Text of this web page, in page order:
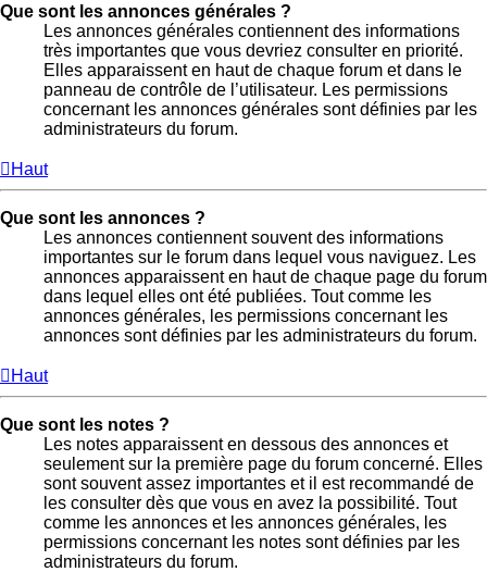
Que sont les annonces générales ?
Les annonces générales contiennent des informations
très importantes que vous devriez consulter en priorité.
Elles apparaissent en haut de chaque forum et dans le
panneau de contrôle de l’utilisateur. Les permissions
concernant les annonces générales sont définies par les
administrateurs du forum.
Haut
Que sont les annonces ?
Les annonces contiennent souvent des informations
importantes sur le forum dans lequel vous naviguez. Les
annonces apparaissent en haut de chaque page du forum
dans lequel elles ont été publiées. Tout comme les
annonces générales, les permissions concernant les
annonces sont définies par les administrateurs du forum.
Haut
Que sont les notes ?
Les notes apparaissent en dessous des annonces et
seulement sur la première page du forum concerné. Elles
sont souvent assez importantes et il est recommandé de
les consulter dès que vous en avez la possibilité. Tout
comme les annonces et les annonces générales, les
permissions concernant les notes sont définies par les
administrateurs du forum.